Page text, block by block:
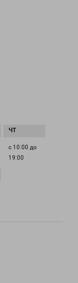
с 10:00 до
19:00